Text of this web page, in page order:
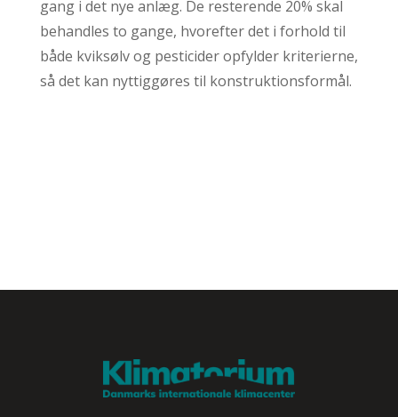
gang i det nye anlæg. De resterende 20% skal
behandles to gange, hvorefter det i forhold til
både kviksølv og pesticider opfylder kriterierne,
så det kan nyttiggøres til konstruktionsformål.